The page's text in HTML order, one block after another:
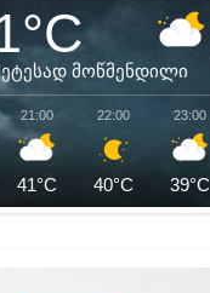
მოწმენდილი
21:00
41°C
22:00
40°C
23:00
39°C